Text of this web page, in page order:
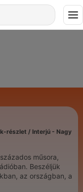
részlet / Interjú - Nagy
műsora,
Beszéljük
az országban, a